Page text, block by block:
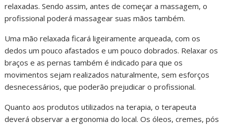
relaxadas. Sendo assim, antes de começar a massagem, o
profissional poderá massagear suas mãos também.
Uma mão relaxada ficará ligeiramente arqueada, com os
dedos um pouco afastados e um pouco dobrados. Relaxar os
braços e as pernas também é indicado para que os
movimentos sejam realizados naturalmente, sem esforços
desnecessários, que poderão prejudicar o profissional.
Quanto aos produtos utilizados na terapia, o terapeuta
deverá observar a ergonomia do local. Os óleos, cremes, pós